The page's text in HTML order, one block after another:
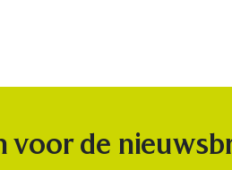
voor de